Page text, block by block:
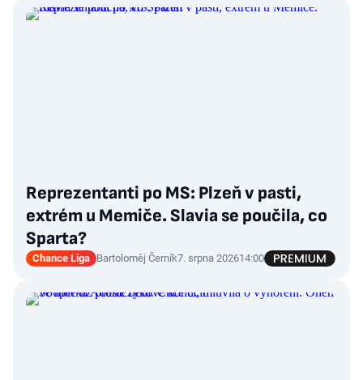
Reprezentanti po MS: Plzeň v pasti,
extrém u Memiče. Slavia se poučila, co
Sparta?
Chance Liga Bartoloměj Černík7. srpna 202614:00